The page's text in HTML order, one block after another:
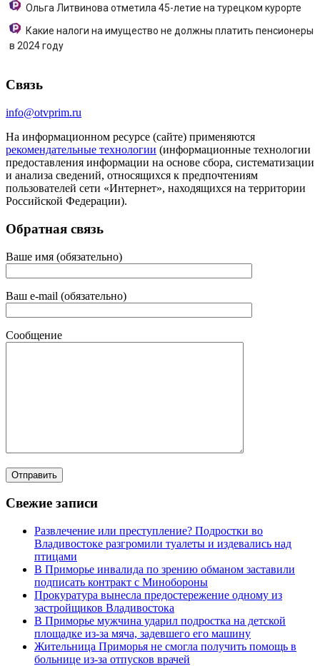
Ольга Литвинова отметила 45-летие на турецком курорте
Какие налоги на имущество не должны платить пенсионеры
в 2024 году
Связь
info@otvprim.ru
На информационном ресурсе (сайте) применяются
рекомендательные технологии (информационные технологии
предоставления информации на основе сбора, систематизации
и анализа сведений, относящихся к предпочтениям
пользователей сети «Интернет», находящихся на территории
Российской Федерации).
Обратная связь
Ваше имя (обязательно)
Ваш e-mail (обязательно)
Сообщение
Свежие записи
Развлечение или преступление? Подростки во
Владивостоке разгромили туалеты и издевались над
птицами
В Приморье инвалида по зрению обманом заставили
подписать контракт с Минобороны
Прокуратура вынесла предостережение одному из
застройщиков Владивостока
В Приморье мужчина ударил подростка на детской
площадке из-за мяча, задевшего его машину
Жительница Приморья не смогла получить помощь в
больнице из-за отпусков врачей